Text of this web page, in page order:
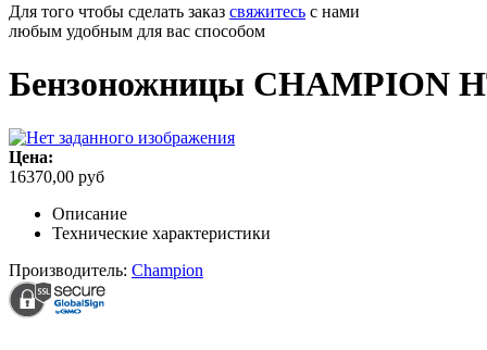
Для того чтобы сделать заказ свяжитесь с нами
любым удобным для вас способом
Бензоножницы CHAMPION
Цена:
16370,00 руб
Описание
Технические характеристики
Производитель: Champion